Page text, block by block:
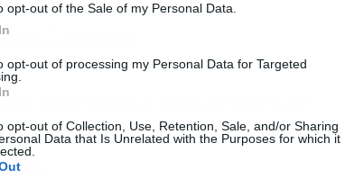
opt-out of the Sale of my Personal Data.
opt-out of processing my Personal Data for Targeted
opt-out of Collection, Use, Retention, Sale, and/or Sharing
Data that Is Unrelated with the Purposes for which it
5 οικισμών
ΦΩΤΙΑ
Αποδέχομαι τους